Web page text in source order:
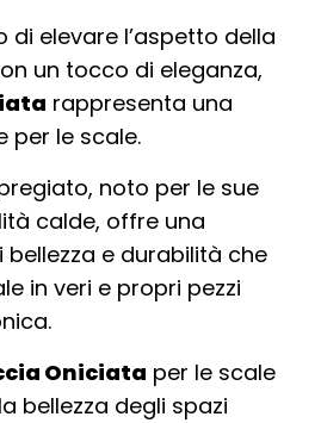
di elevare l’aspetto della
un tocco di eleganza,
rappresenta una
per le scale.
noto per le sue
calde, offre una
e durabilità che
in veri e propri pezzi
Oniciata per le scale
bellezza degli spazi